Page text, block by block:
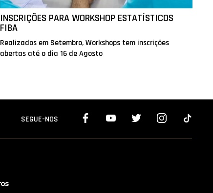
INSCRIÇÕES PARA WORKSHOP ESTATÍSTICOS
FIBA
Realizados em Setembro, Workshops tem inscrições
abertas até o dia 16 de Agosto
SEGUE-NOS